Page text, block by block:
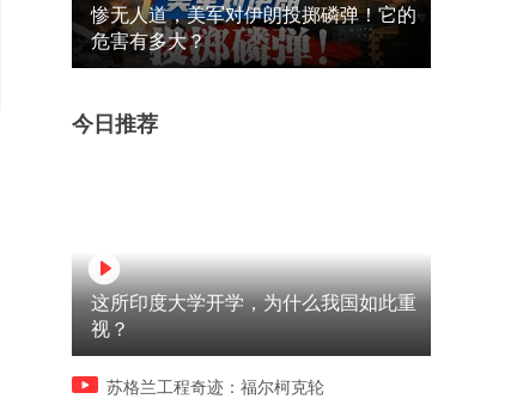
惨无人道，美军对伊朗投掷磷弹！它的
危害有多大？
今日推荐
这所印度大学开学，为什么我国如此重
视？
苏格兰工程奇迹：福尔柯克轮